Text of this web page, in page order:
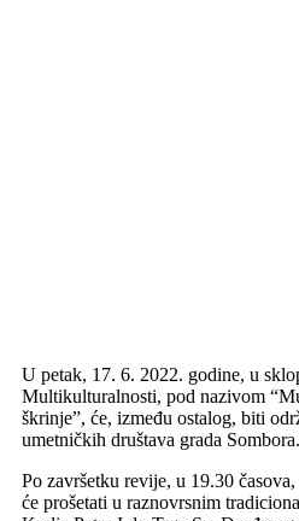
U petak, 17. 6. 2022. godine, u
Multikulturalnosti, pod nazivom
škrinje”, će, između ostalog, biti
umetničkih društava grada Sombora.
Po završetku revije, u 19.30
će prošetati u raznovrsnim